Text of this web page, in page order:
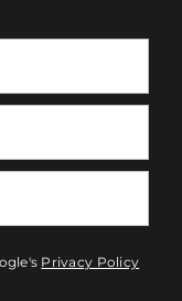
Privacy Policy